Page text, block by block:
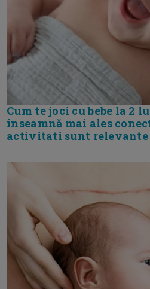
Cum te joci cu bebe la 2
inseamnă mai ales
activitati sunt relevante